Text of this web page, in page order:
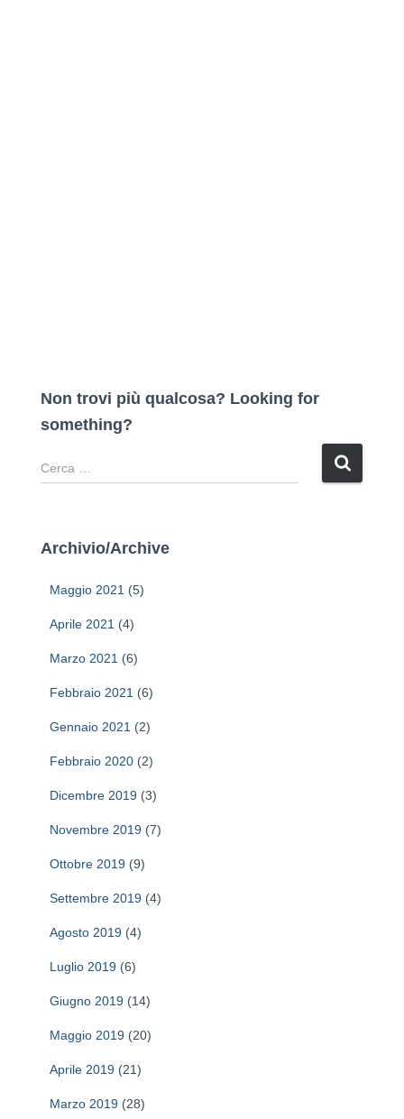
Non trovi più qualcosa? Looking for
something?
R
i
Archivio/Archive
Maggio 2021 (5)
Aprile 2021 (4)
Marzo 2021 (6)
Febbraio 2021 (6)
Gennaio 2021 (2)
Febbraio 2020 (2)
Dicembre 2019 (3)
Novembre 2019 (7)
Ottobre 2019 (9)
Settembre 2019 (4)
Agosto 2019 (4)
Luglio 2019 (6)
Giugno 2019 (14)
Maggio 2019 (20)
Aprile 2019 (21)
Marzo 2019 (28)